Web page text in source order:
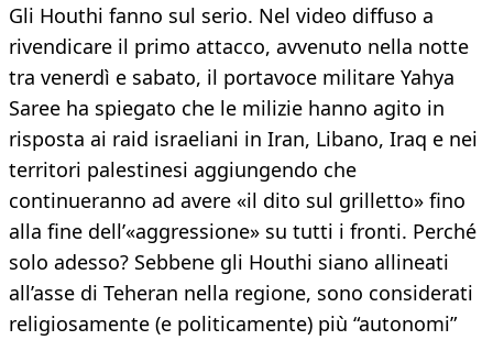
Gli Houthi fanno sul serio. Nel video diffuso a
rivendicare il primo attacco, avvenuto nella notte
tra venerdì e sabato, il portavoce militare Yahya
Saree ha spiegato che le milizie hanno agito in
risposta ai raid israeliani in Iran, Libano, Iraq e nei
territori palestinesi aggiungendo che
continueranno ad avere «il dito sul grilletto» fino
alla fine dell’«aggressione» su tutti i fronti. Perché
solo adesso? Sebbene gli Houthi siano allineati
all’asse di Teheran nella regione, sono considerati
religiosamente (e politicamente) più “autonomi”